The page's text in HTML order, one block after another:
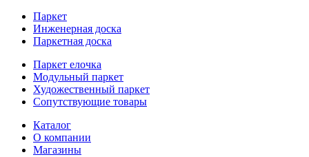
Паркет
Инженерная доска
Паркетная доска
Паркет елочка
Модульный паркет
Художественный паркет
Сопутствующие товары
Каталог
О компании
Магазины